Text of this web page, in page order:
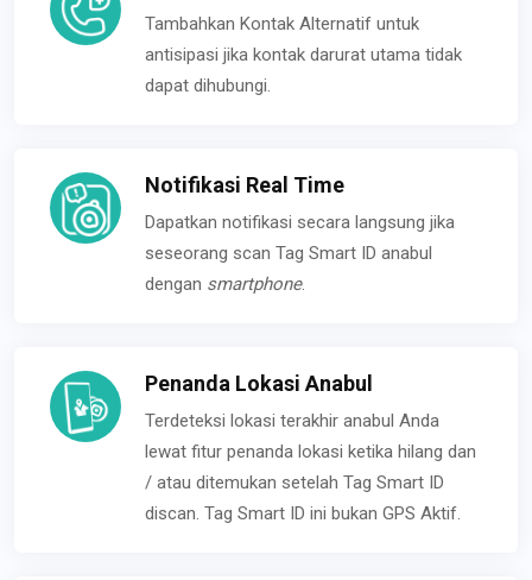
Tambahkan Kontak Alternatif untuk
antisipasi jika kontak darurat utama tidak
dapat dihubungi.
Notifikasi Real Time
Dapatkan notifikasi secara langsung jika
seseorang scan Tag Smart ID anabul
dengan smartphone.
Penanda Lokasi Anabul
Terdeteksi lokasi terakhir anabul Anda
lewat fitur penanda lokasi ketika hilang dan
/ atau ditemukan setelah Tag Smart ID
discan. Tag Smart ID ini bukan GPS Aktif.